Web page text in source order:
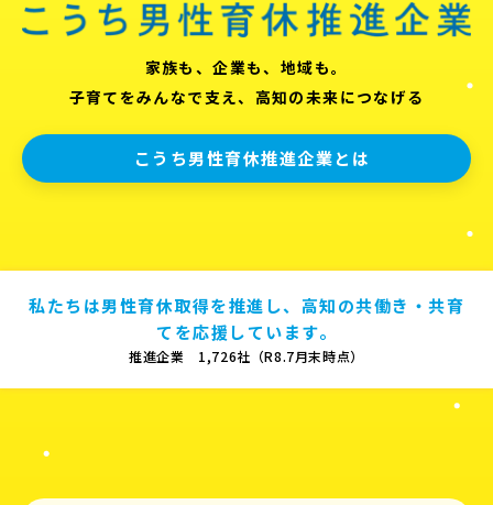
家族も、企業も、地域も。
子育てをみんなで支え、高知の未来につなげる
こうち男性育休推進企業とは
私たちは男性育休取得を推進し、高知の共働き・共育
てを応援しています。
推進企業 1,726社（R8.7月末時点）